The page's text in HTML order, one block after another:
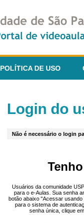
POLÍTICA DE USO
Login do
Não é necessário o login
Usuários da comunidade
para o e-Aulas. Sua senha
botão abaixo "Acessar
para o sistema de
senha única, clique